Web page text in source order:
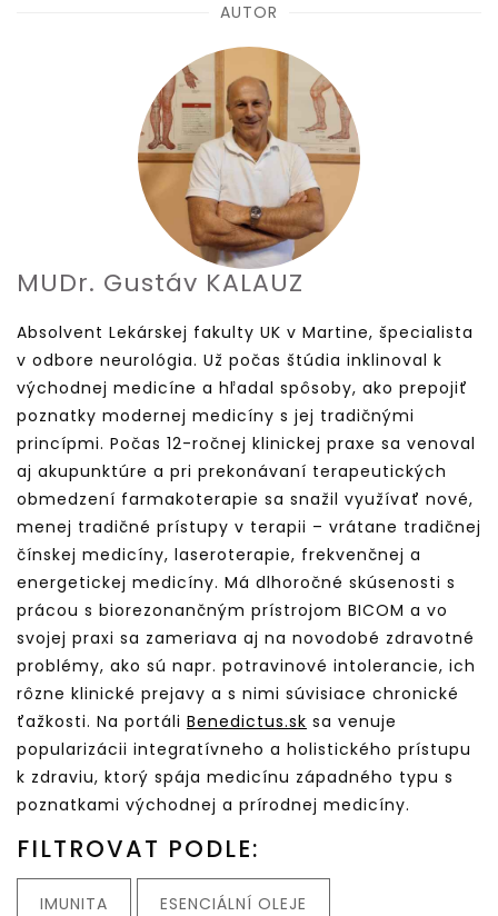
AUTOR
MUDr. Gustáv KALAUZ
Absolvent Lekárskej fakulty UK v Martine, špecialista
v odbore neurológia. Už počas štúdia inklinoval k
východnej medicíne a hľadal spôsoby, ako prepojiť
poznatky modernej medicíny s jej tradičnými
princípmi. Počas 12-ročnej klinickej praxe sa venoval
aj akupunktúre a pri prekonávaní terapeutických
obmedzení farmakoterapie sa snažil využívať nové,
menej tradičné prístupy v terapii – vrátane tradičnej
čínskej medicíny, laseroterapie, frekvenčnej a
energetickej medicíny. Má dlhoročné skúsenosti s
prácou s biorezonančným prístrojom BICOM a vo
svojej praxi sa zameriava aj na novodobé zdravotné
problémy, ako sú napr. potravinové intolerancie, ich
rôzne klinické prejavy a s nimi súvisiace chronické
ťažkosti. Na portáli Benedictus.sk sa venuje
popularizácii integratívneho a holistického prístupu
k zdraviu, ktorý spája medicínu západného typu s
poznatkami východnej a prírodnej medicíny.
FILTROVAT PODLE:
IMUNITA ESENCIÁLNÍ OLEJE